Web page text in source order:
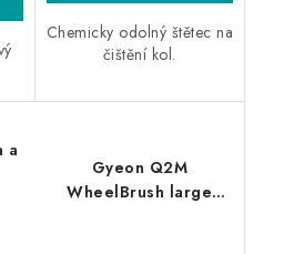
Chemicky odolný štětec na
čištění kol.
a
Gyeon Q2M
WheelBrush large